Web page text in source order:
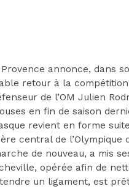
annonce, dans
retour à la
de l’OM Julien
en fin de saison
revient en forme
central de l’Olympique
de nouveau, a mis
opérée afin de
un ligament, est